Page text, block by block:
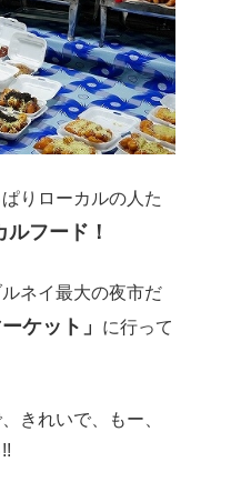
りローカルの人た
ルフード！
ネイ最大の夜市だ
ケット」
に行って
きれいで、もー、